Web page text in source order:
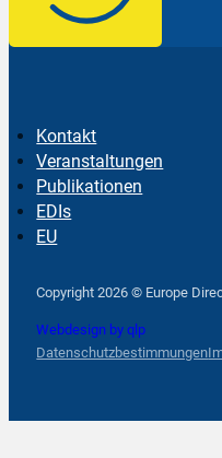
Kontakt
Veranstaltungen
Publikationen
EDIs
EU
Copyright 2026 © Europe
Webdesign by qlp
Datenschutzbestimmungen